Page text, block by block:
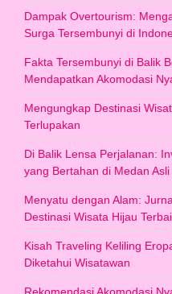
Dampak Overtourism:
Surga Tersembunyi di
Fakta Tersembunyi di Balik
Mendapatkan Akomodasi
Mengungkap Destinasi
Terlupakan
Di Balik Lensa Perjalanan:
yang Bertahan di Medan Asli
Menyatu dengan Alam:
Destinasi Wisata Hijau
Kisah Traveling Keliling
Diketahui Wisatawan
Rekomendasi Akomodasi